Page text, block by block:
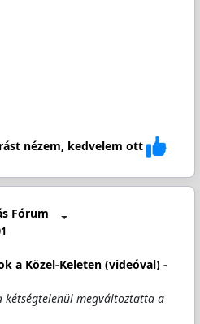
nézem, kedvelem ott
Fórum
a Közel-Keleten (videóval) -
kétségtelenül megváltoztatta a